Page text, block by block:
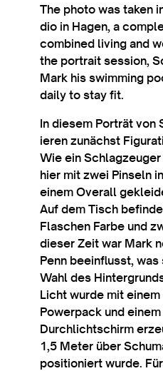
The photo was taken
dio in Hagen, a
com­bined liv­ing and
the por­trait ses­sion,
Mark his swim­ming
daily to stay fit.
In diesem Porträt
ier­en zun­ächst
Wie ein
hier mit zwei Pin­seln
einem Over­all
Auf dem Tisch
Flaschen Farbe und
dieser Zeit war Mark
Penn bee­in­flusst,
Wahl des
Licht wurde mit
Power­pack und
Durch­lichtschirm
1,5 Meter über
pos­i­tioniert wurde.